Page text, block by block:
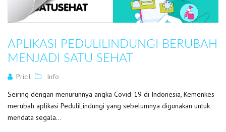
APLIKASI PEDULILINDUNGI BERUBAH
MENJADI SATU SEHAT
Pricil
Info
Seiring dengan menurunnya angka Covid-19 di Indonesia, Kemenkes
merubah aplikasi PeduliLindungi yang sebelumnya digunakan untuk
mendata segala...